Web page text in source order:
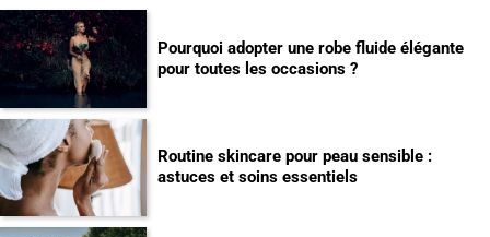
Pourquoi adopter une robe fluide élégante
pour toutes les occasions ?
Routine skincare pour peau sensible :
astuces et soins essentiels